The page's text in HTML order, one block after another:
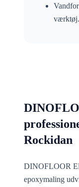
værktøj.
Rockidan
DINOFLOOR
epoxymaling